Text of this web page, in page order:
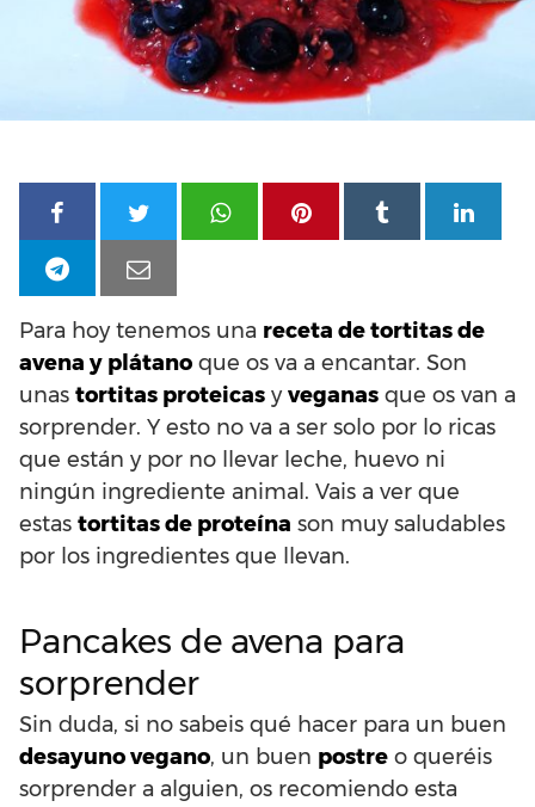
Para hoy tenemos una receta de tortitas de
avena y plátano que os va a encantar. Son
unas tortitas proteicas yveganas que os van a
sorprender. Y esto no va a ser solo por lo ricas
que están y por no llevar leche, huevo ni
ningún ingrediente animal. Vais a ver que
estas tortitas de proteína son muy saludables
por los ingredientes que llevan.
Pancakes de avena para
sorprender
Sin duda, si no sabeis qué hacer para un buen
desayuno vegano, un buen postre o queréis
sorprender a alguien, os recomiendo esta